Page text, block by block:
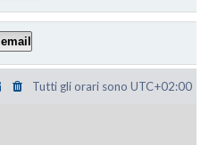
Tutti gli orari sono UTC+02:00